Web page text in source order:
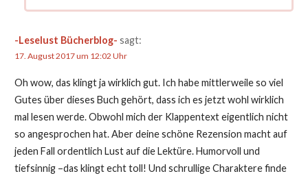
-Leselust Bücherblog- sagt:
17. August 2017 um 12:02 Uhr
Oh wow, das klingt ja wirklich gut. Ich habe mittlerweile so viel
Gutes über dieses Buch gehört, dass ich es jetzt wohl wirklich
mal lesen werde. Obwohl mich der Klappentext eigentlich nicht
so angesprochen hat. Aber deine schöne Rezension macht auf
jeden Fall ordentlich Lust auf die Lektüre. Humorvoll und
tiefsinnig –das klingt echt toll! Und schrullige Charaktere finde